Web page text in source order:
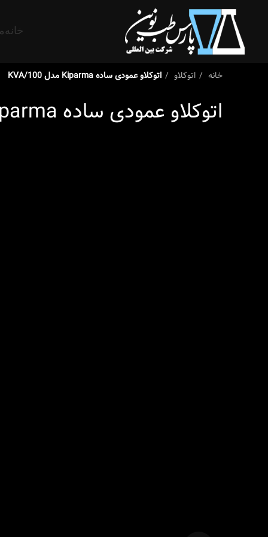
خانه
خانه اتوکلاو اتوکلاو عمودی ساده Kiparma مدل KVA/100
اتوکلاو عمودی ساده Kiparma مدل KVA/100